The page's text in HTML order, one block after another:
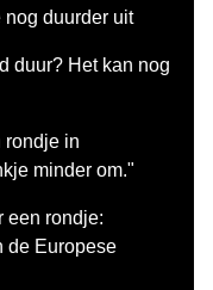
duurder uit
duur? Het kan nog
rondje in
minder om."
een rondje:
de Europese